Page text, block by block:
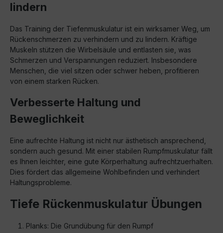
lindern
Das Training der Tiefenmuskulatur ist ein wirksamer Weg, um
Rückenschmerzen zu verhindern und zu lindern. Kräftige
Muskeln stützen die Wirbelsäule und entlasten sie, was
Schmerzen und Verspannungen reduziert. Insbesondere
Menschen, die viel sitzen oder schwer heben, profitieren
von einem starken Rücken.
Verbesserte Haltung und
Beweglichkeit
Eine aufrechte Haltung ist nicht nur ästhetisch ansprechend,
sondern auch gesund. Mit einer stabilen Rumpfmuskulatur fällt
es Ihnen leichter, eine gute Körperhaltung aufrechtzuerhalten.
Dies fördert das allgemeine Wohlbefinden und verhindert
Haltungsprobleme.
Tiefe Rückenmuskulatur Übungen
Planks: Die Grundübung für den Rumpf